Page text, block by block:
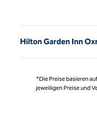
Hilton Garden Inn
*Die Preise basieren
jeweiligen Preise und